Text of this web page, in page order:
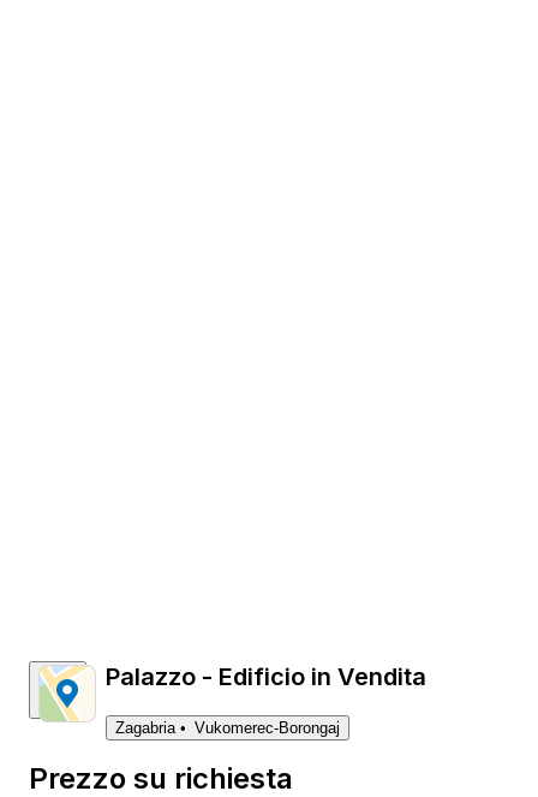
Palazzo - Edificio in Vendita
Zagabria Vukomerec-Borongaj
Prezzo su richiesta